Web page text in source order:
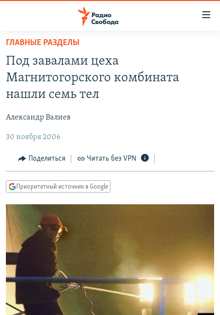
упрощенного
доступа
Вернуться
основному
Вернутся
навигации
Вернутся
поиску
ПОДКАСТЫ
АВТОРСКИЕ ПРОЕКТЫ
МНЕНИЯ
КУЛЬТУРА
IDEL.РЕАЛИИ
СЕВЕР.РЕАЛИИ
СИБИРЬ.РЕАЛИИ
РАСПИСАНИЕ ВЕЩАНИЯ
ПОДПИШИТЕСЬ НА РАССЫЛКУ
СОЦИАЛЬНЫЕ СЕТИ
ГЛАВНЫЕ РАЗДЕЛЫ
Под завалами цеха
Магнитогорского комбината
нашли семь тел
Александр Валиев
30 ноября 2006
Поделиться Читать без VPN
Приоритетный источник в Google